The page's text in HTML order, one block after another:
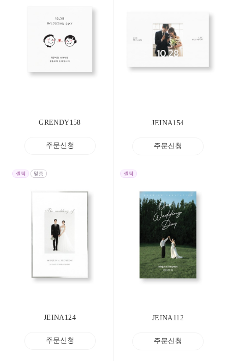
GRENDY158
주문신청
JEINA154
주문신청
JEINA124
주문신청
JEINA112
주문신청